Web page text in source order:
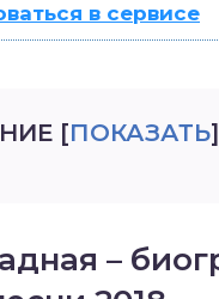
в сервисе
[ПОКАЗАТЬ]
–